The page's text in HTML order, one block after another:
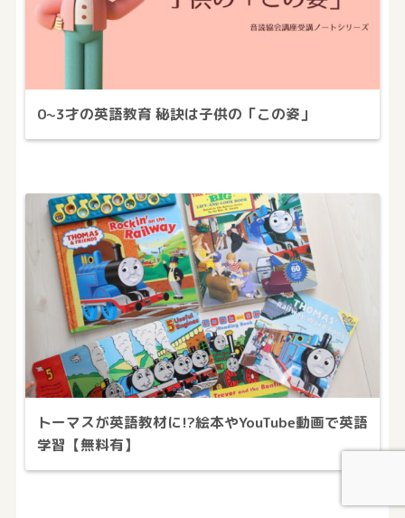
0~3才の英語教育 秘訣は子供の「この姿」
トーマスが英語教材に!?絵本やYouTube動画で英語
学習【無料有】